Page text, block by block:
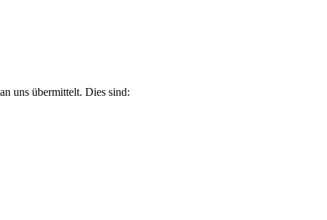
uns übermittelt. Dies sind: